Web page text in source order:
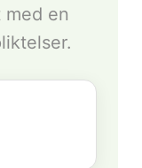
med en